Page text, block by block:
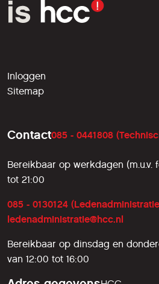
Inloggen
Sitemap
Contact085 - 0441808
Bereikbaar op werkdagen (m.u.v.
tot 21:00
085 - 0130124
ledenadministratie@hcc.nl
Bereikbaar op dinsdag en
van 12:00 tot 16:00